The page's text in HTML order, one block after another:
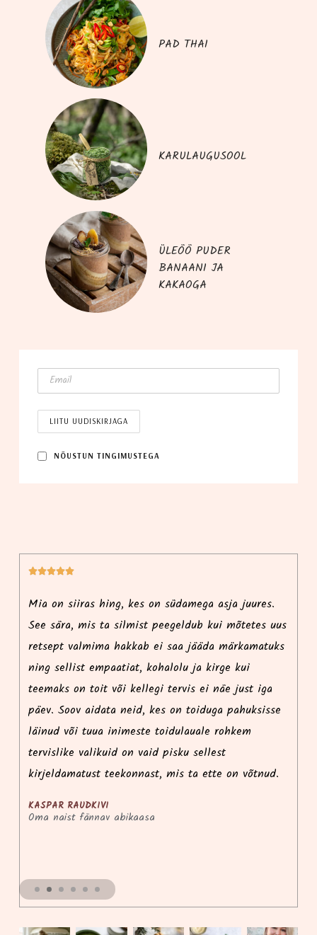
PAD THAI
KARULAUGUSOOL
ÜLEÖÖ PUDER
BANAANI JA
KAKAOGA
NÕUS­TUN TINGIMUSTEGA

Mia on siiras hing, kes on südamega asja juures.
See sära, mis ta silmist peegeldub kui mõtetes uus
retsept valmima hakkab ei saa jääda märkamatuks
ning sellist empaatiat, kohalolu ja kirge kui
teemaks on toit või kellegi tervis ei näe just iga
päev. Soov aidata neid, kes on toiduga pahuksisse
läinud või tuua inimeste toidulauale rohkem
tervislike valikuid on vaid pisku sellest
kirjeldamatust teekonnast, mis ta ette on võtnud.
KASPAR RAUDKIVI
Oma naist fännav abikaasa